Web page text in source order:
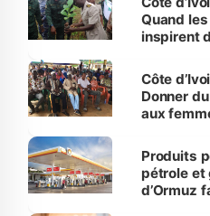
Quand
inspirent
Côte
Donner
aux
menacées
Produits
pétrole et
d’Ormuz